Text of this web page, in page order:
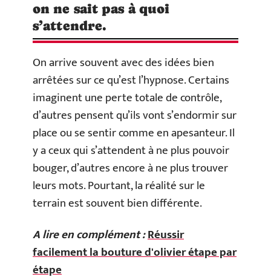
on ne sait pas à quoi
s’attendre.
On arrive souvent avec des idées bien
arrêtées sur ce qu’est l’hypnose. Certains
imaginent une perte totale de contrôle,
d’autres pensent qu’ils vont s’endormir sur
place ou se sentir comme en apesanteur. Il
y a ceux qui s’attendent à ne plus pouvoir
bouger, d’autres encore à ne plus trouver
leurs mots. Pourtant, la réalité sur le
terrain est souvent bien différente.
A lire en complément :Réussir
facilement la bouture d'olivier étape par
étape